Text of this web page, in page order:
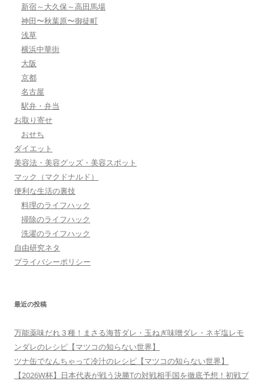
新宿～大久保～高田馬場
神田〜秋葉原〜御徒町
浅草
横浜中華街
大阪
京都
名古屋
駅弁・弁当
お取り寄せ
おせち
ダイエット
美容法・美容グッズ・美容スポット
マック（マクドナルド）
便利な生活の裏技
料理のライフハック
掃除のライフハック
洗濯のライフハック
自由研究ネタ
プライバシーポリシー
最近の投稿
万能薬味だれ３種！まさる海苔ダレ・玉ねぎ味噌ダレ・ネギ塩レモ
ンダレのレシピ【マツコの知らない世界】
ツナ缶でなんちゃって冷汁のレシピ【マツコの知らない世界】
【2026W杯】日本代表が戦う決勝Tの対戦相手国を徹底予想！初戦ブ